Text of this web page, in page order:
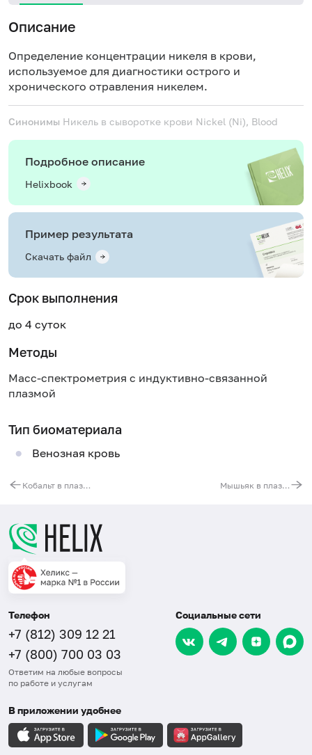
Описание
Определение концентрации никеля в крови,
используемое для диагностики острого и
хронического отравления никелем.
Синонимы Никель в сыворотке крови Nickel (Ni), Blood
Подробное описание
Helixbook
Пример результата
Скачать файл
Срок выполнения
до 4 суток
Методы
Масс-спектрометрия с индуктивно-связанной
плазмой
Тип биоматериала
Венозная кровь
Кобальт в плазме Мышьяк в плазме
Телефон
+7 (812) 309 12 21
+7 (800) 700 03 03
Ответим на любые вопросы
по работе и услугам
Социальные сети
В приложении удобнее